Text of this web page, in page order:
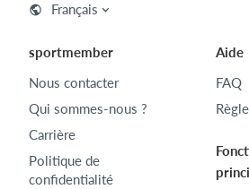
Français
sportmember
Nous contacter
Qui sommes-nous ?
Carrière
Politique de
confidentialité
Aide
FAQ